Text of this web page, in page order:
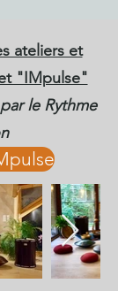
ateliers et
"IMpulse"
le Rythme